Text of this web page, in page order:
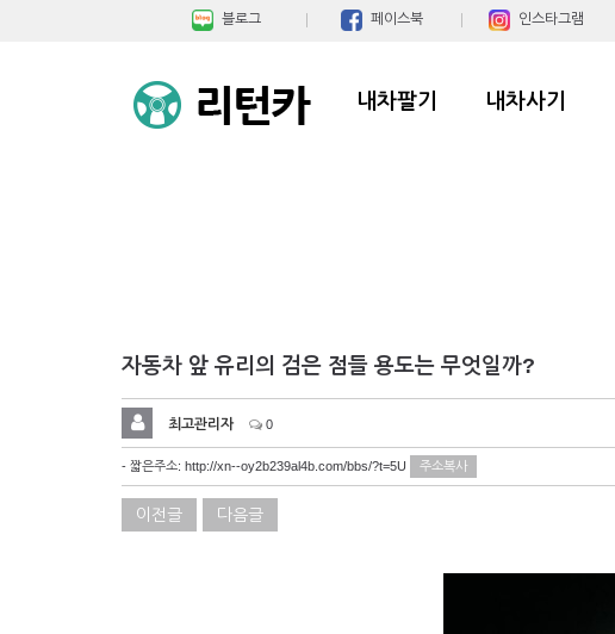
블로그 페이스북 인스타그램
내차팔기 내차사기
자동차 앞 유리의 검은 점들 용도는 무엇일까?
최고관리자 0
- 짧은주소: http://xn--oy2b239al4b.com/bbs/?t=5U 주소복사
이전글 다음글